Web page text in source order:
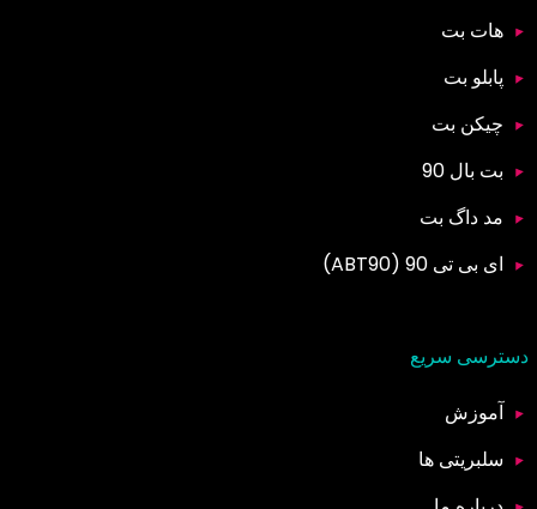
هات بت
پابلو بت
چیکن بت
بت بال 90
مد داگ بت
ای بی تی 90 (ABT90)
دسترسی سریع
آموزش
سلبریتی ها